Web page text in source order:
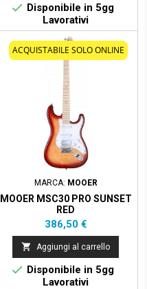
 Disponibile in 5gg
Lavorativi
ACQUISTABILE SOLO ONLINE
MARCA: MOOER
MOOER MSC30 PRO SUNSET
RED
Prezzo
386,50 €
 Aggiungi al carrello
 Disponibile in 5gg
Lavorativi